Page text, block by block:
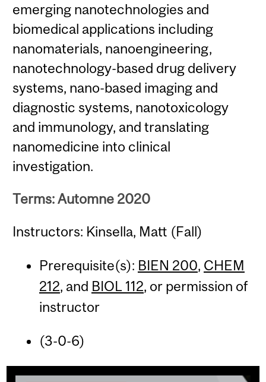
emerging nanotechnologies and
biomedical applications including
nanomaterials, nanoengineering,
nanotechnology-based drug delivery
systems, nano-based imaging and
diagnostic systems, nanotoxicology
and immunology, and translating
nanomedicine into clinical
investigation.
Terms: Automne 2020
Instructors: Kinsella, Matt (Fall)
Prerequisite(s): BIEN 200, CHEM
212, and BIOL 112, or permission of
instructor
(3-0-6)